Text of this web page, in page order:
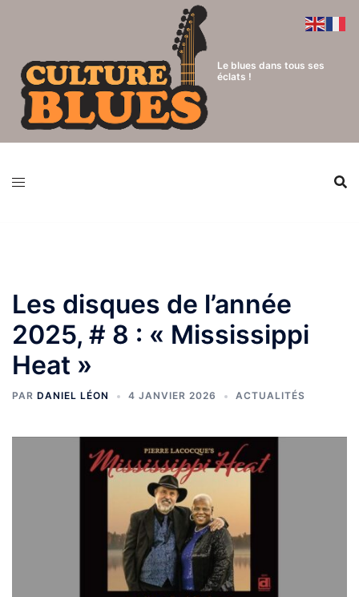
Le blues dans tous ses
éclats !
Les disques de l’année
2025, # 8 : « Mississippi
Heat »
PAR DANIEL LÉON 4 JANVIER 2026 ACTUALITÉS